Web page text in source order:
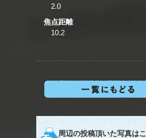
2.0
焦点距離
10.2
周辺の投稿頂いた写真は